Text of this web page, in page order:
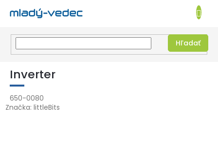
Prejsť
obsah
EUR
Hľadať
KOŠÍK
Inverter
650-0080
Značka: littleBits